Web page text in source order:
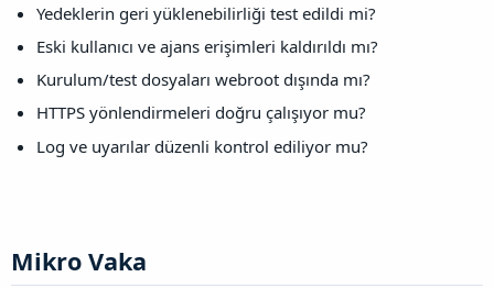
Yedeklerin geri yüklenebilirliği test edildi mi?
Eski kullanıcı ve ajans erişimleri kaldırıldı mı?
Kurulum/test dosyaları webroot dışında mı?
HTTPS yönlendirmeleri doğru çalışıyor mu?
Log ve uyarılar düzenli kontrol ediliyor mu?
Mikro Vaka​